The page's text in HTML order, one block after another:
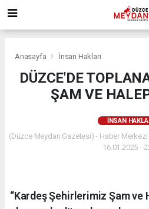
Anasayfa İnsan Hakları
DÜZCE'DE
ŞAM VE
İNSAN
(Düzce Meydan Gazetesi) - Haber Merkezi
16.01.2025 -
“Kardeş Şehirlerimiz Şam ve